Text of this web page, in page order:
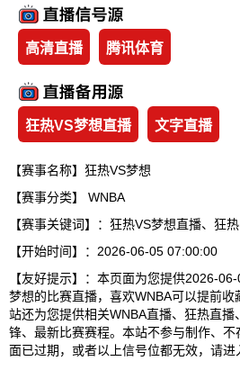
高清直播 腾讯体育
狂热VS梦想直播 文字直播
【赛事名称】狂热VS梦想
【赛事分类】 WNBA
【赛事关键词】：狂热VS梦想直播、狂
【开始时间】：2026-06-05 07:00:00
【友好提示】：本页面为您提供2026-
梦想的比赛直播，喜欢WNBA可以提前
站还为您提供相关WNBA直播、狂热直
锋、最新比赛赛程。本站不参与制作、
面已过期，或者以上信号位都无效，请进